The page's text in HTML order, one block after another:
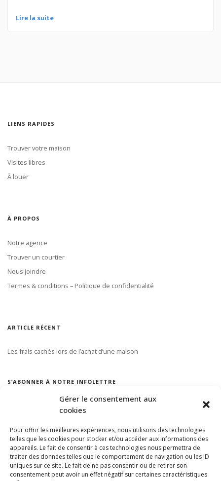
Gérer le consentement aux
cookies
Pour offrir les meilleures expériences, nous utilisons des technologies
telles que les cookies pour stocker et/ou accéder aux informations des
appareils. Le fait de consentir à ces technologies nous permettra de
traiter des données telles que le comportement de navigation ou les ID
uniques sur ce site. Le fait de ne pas consentir ou de retirer son
consentement peut avoir un effet négatif sur certaines caractéristiques
Lire la suite
LIENS RAPIDES
Trouver votre maison
Visites libres
À louer
À PROPOS
Notre agence
Trouver un courtier
Nous joindre
Termes & conditions – Politique de confidentialité
ARTICLE RÉCENT
Les frais cachés lors de l’achat d’une maison
S’ABONNER À NOTRE INFOLETTRE